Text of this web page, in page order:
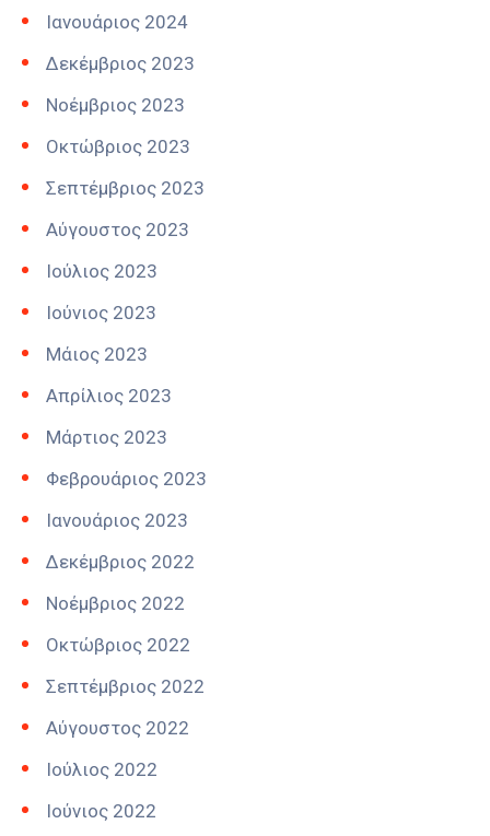
Ιανουάριος 2024
Δεκέμβριος 2023
Νοέμβριος 2023
Οκτώβριος 2023
Σεπτέμβριος 2023
Αύγουστος 2023
Ιούλιος 2023
Ιούνιος 2023
Μάιος 2023
Απρίλιος 2023
Μάρτιος 2023
Φεβρουάριος 2023
Ιανουάριος 2023
Δεκέμβριος 2022
Νοέμβριος 2022
Οκτώβριος 2022
Σεπτέμβριος 2022
Αύγουστος 2022
Ιούλιος 2022
Ιούνιος 2022